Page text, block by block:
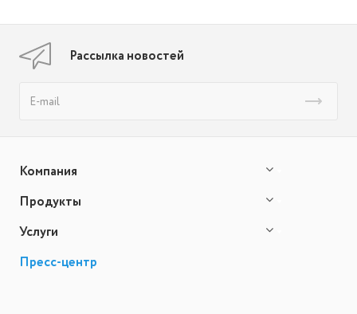
Рассылка новостей
Компания
Продукты
Услуги
Пресс-центр